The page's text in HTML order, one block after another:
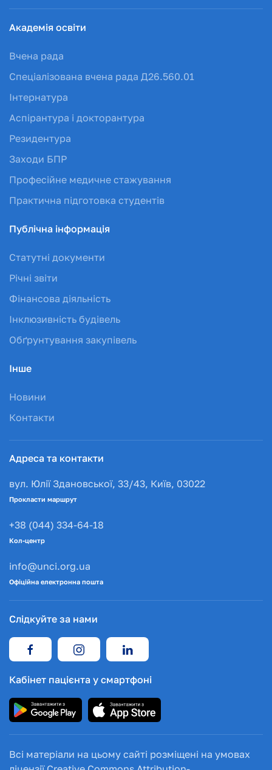
Академія освіти
Вчена рада
Спеціалізована вчена рада Д26.560.01
Інтернатура
Аспірантура і докторантура
Резидентура
Заходи БПР
Професійне медичне стажування
Практична підготовка студентів
Публічна інформація
Статутні документи
Річні звіти
Фінансова діяльність
Інклюзивність будівель
Обґрунтування закупівель
Інше
Новини
Контакти
Адреса та контакти
вул. Юлії Здановської, 33/43, Київ, 03022
Прокласти маршрут
+38 (044) 334-64-18
Кол-центр
info@unci.org.ua
Офіційна електронна пошта
Слідкуйте за нами
Кабінет пацієнта у смартфоні
Всі матеріали на цьому сайті розміщені на умовах